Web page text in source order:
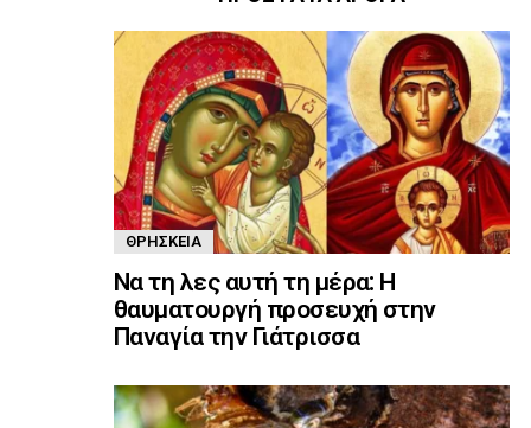
ΘΡΗΣΚΕΊΑ
Να τη λες αυτή τη μέρα: Η
θαυματουργή προσευχή στην
Παναγία την Γιάτρισσα